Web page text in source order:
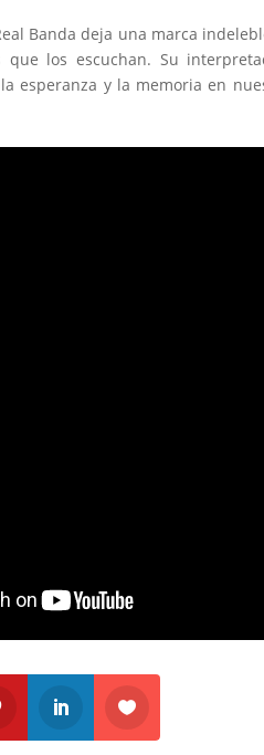
Banda deja una marca
que los escuchan. Su
esperanza y la memoria en